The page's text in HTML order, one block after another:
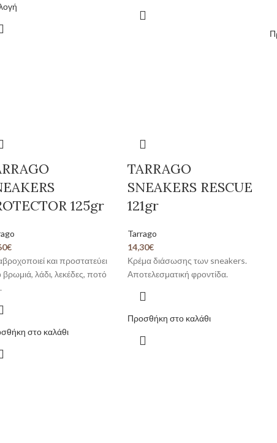
125gr
€
και προστατεύει
λάδι, λεκέδες, ποτό
στο καλάθι
TARRAGO
SNEAKERS RESCUE
121gr
Tarrago
14,30€
Κρέμα διάσωσης των sneakers.
Αποτελεσματική φροντίδα.
Προσθήκη στο καλάθι